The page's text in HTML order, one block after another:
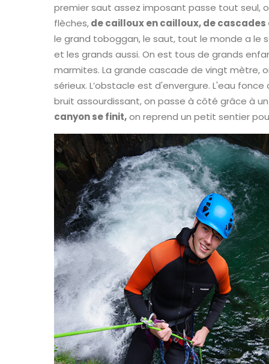
premier saut assez imposant passe tout seul,
flèches,de cailloux en cailloux, de cascades
le grand toboggan, le saut, tout le monde a le
et les grands aussi. On est tous de grands
marmites. La grande cascade de vingt mètre,
sérieux. L’obstacle est d'envergure. L'eau
bruit assourdissant, on passe à côté grâce à
canyon se finit,on reprend un petit sentier